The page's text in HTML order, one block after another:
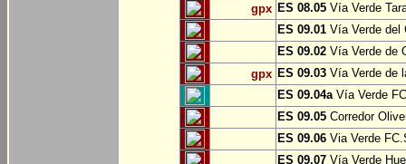
gpx ES 08.05 Vía Verde
ES 09.01 Vía Verde del
ES 09.02 Vía Verde de
gpx ES 09.03 Vía Verde de
ES 09.04aVía Verde
ES 09.05 Corredor
ES 09.06 Via Verde
ES 09.07 Vía Verde